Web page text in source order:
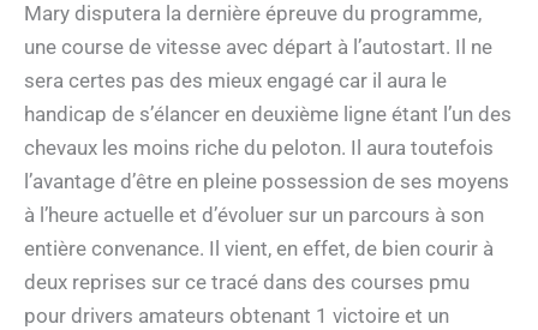
Mary disputera la dernière épreuve du programme,
une course de vitesse avec départ à l’autostart. Il ne
sera certes pas des mieux engagé car il aura le
handicap de s’élancer en deuxième ligne étant l’un des
chevaux les moins riche du peloton. Il aura toutefois
l’avantage d’être en pleine possession de ses moyens
à l’heure actuelle et d’évoluer sur un parcours à son
entière convenance. Il vient, en effet, de bien courir à
deux reprises sur ce tracé dans des courses pmu
pour drivers amateurs obtenant 1 victoire et un